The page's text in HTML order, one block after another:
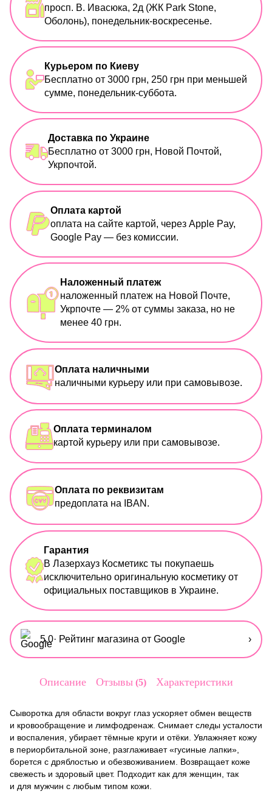
просп. В. Ивасюка, 2д (ЖК Park Stone,
Оболонь), понедельник-воскресенье.
Курьером по Киеву
Бесплатно от 3000 грн, 250 грн при меньшей
сумме, понедельник-суббота.
Доставка по Украине
Бесплатно от 3000 грн, Новой Почтой,
Укрпочтой.
Оплата картой
оплата на сайте картой, через Apple Pay,
Google Pay — без комиссии.
Наложенный платеж
наложенный платеж на Новой Почте,
Укрпочте — 2% от суммы заказа, но не
менее 40 грн.
Оплата наличными
наличными курьеру или при самовывозе.
Оплата терминалом
картой курьеру или при самовывозе.
Оплата по реквизитам
предоплата на IBAN.
Гарантия
В Лазерхауз Косметикс ты покупаешь
исключительно оригинальную косметику от
официальных поставщиков в Украине.
5,0· Рейтинг магазина от Google ›
Описание Отзывы 5 Характеристики
Сыворотка для области вокруг глаз ускоряет обмен веществ
и кровообращение и лимфодренаж. Снимает следы усталости
и воспаления, убирает тёмные круги и отёки. Увлажняет кожу
в периорбитальной зоне, разглаживает «гусиные лапки»,
борется с дряблостью и обезвоживанием. Возвращает коже
свежесть и здоровый цвет. Подходит как для женщин, так
и для мужчин с любым типом кожи.